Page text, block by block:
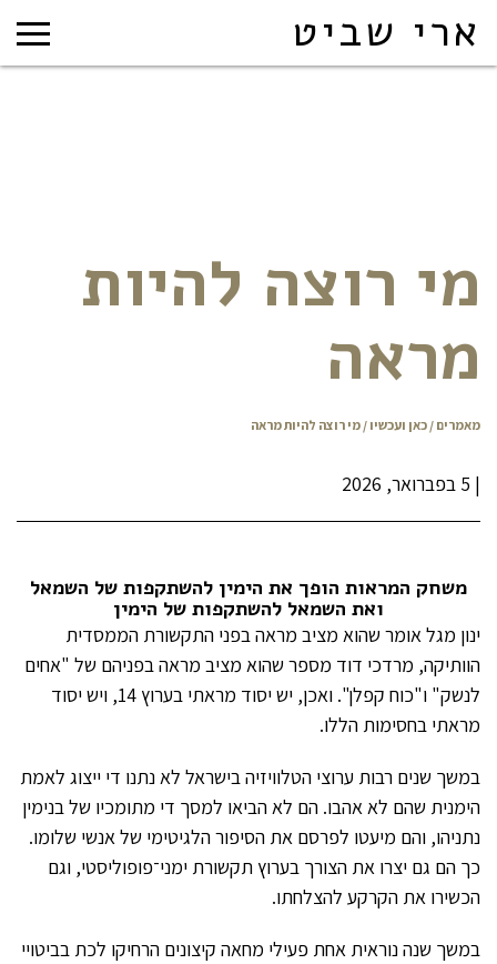
ארי שביט
מי רוצה להיות
מראה
מאמרים / כאן ועכשיו / מי רוצה להיות מראה
| 5 בפברואר, 2026
משחק המראות הופך את הימין להשתקפות של השמאל
ואת השמאל להשתקפות של הימין
ינון מגל אומר שהוא מציב מראה בפני התקשורת הממסדית
הוותיקה, מרדכי דוד מספר שהוא מציב מראה בפניהם של "אחים
לנשק" ו"כוח קפלן". ואכן, יש יסוד מראתי בערוץ 14, ויש יסוד
מראתי בחסימות הללו.
במשך שנים רבות ערוצי הטלוויזיה בישראל לא נתנו די ייצוג לאמת
הימנית שהם לא אהבו. הם לא הביאו למסך די מתומכיו של בנימין
נתניהו, והם מיעטו לפרסם את הסיפור הלגיטימי של אנשי שלומו.
כך הם גם יצרו את הצורך בערוץ תקשורת ימני־פופוליסטי, וגם
הכשירו את הקרקע להצלחתו.
במשך שנה נוראית אחת פעילי מחאה קיצונים הרחיקו לכת בביטויי